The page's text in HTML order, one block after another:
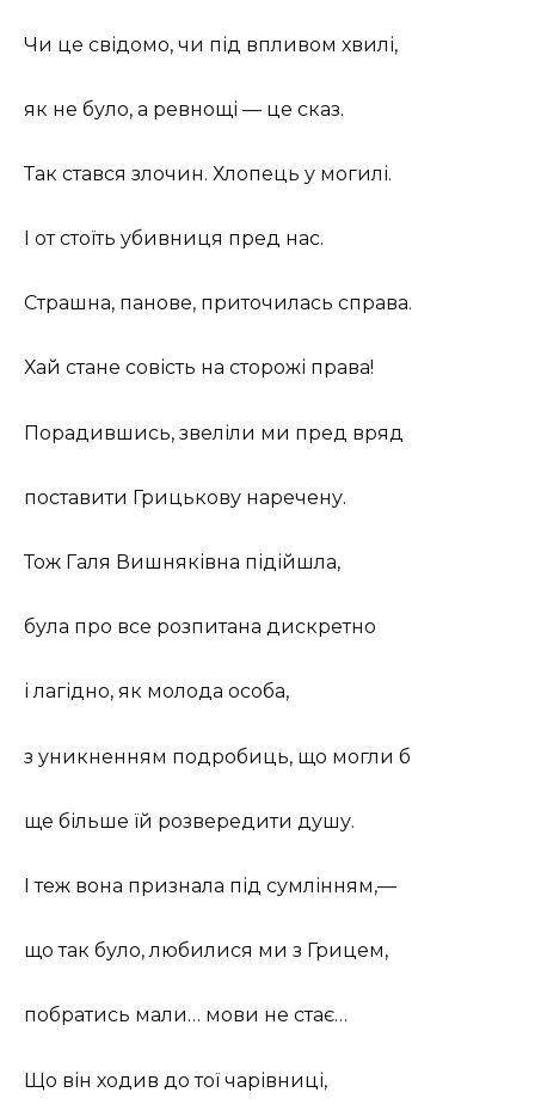
Чи це свідомо, чи під впливом хвилі,
як не було, а ревнощі — це сказ.
Так стався злочин. Хлопець у могилі.
І от стоїть убивниця пред нас.
Страшна, панове, приточилась справа.
Хай стане совість на сторожі права!
Порадившись, звеліли ми пред вряд
поставити Грицькову наречену.
Тож Галя Вишняківна підійшла,
була про все розпитана дискретно
і лагідно, як молода особа,
з уникненням подробиць, що могли б
ще більше їй розвередити душу.
І теж вона признала під сумлінням,—
що так було, любилися ми з Грицем,
побратись мали… мови не стає…
Що він ходив до тої чарівниці,